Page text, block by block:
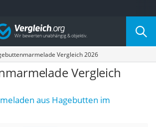
nach Kategorie
Vergleich 2026
Vergleich
aus Hagebutten im